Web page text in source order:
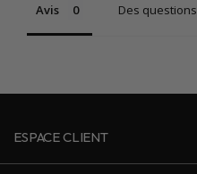
Avis Des questions
ESPACE CLIENT